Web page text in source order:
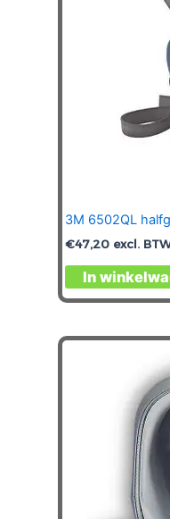
3M 6502QL
€47,20 excl.
In